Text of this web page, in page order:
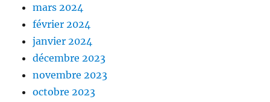
mars 2024
février 2024
janvier 2024
décembre 2023
novembre 2023
octobre 2023